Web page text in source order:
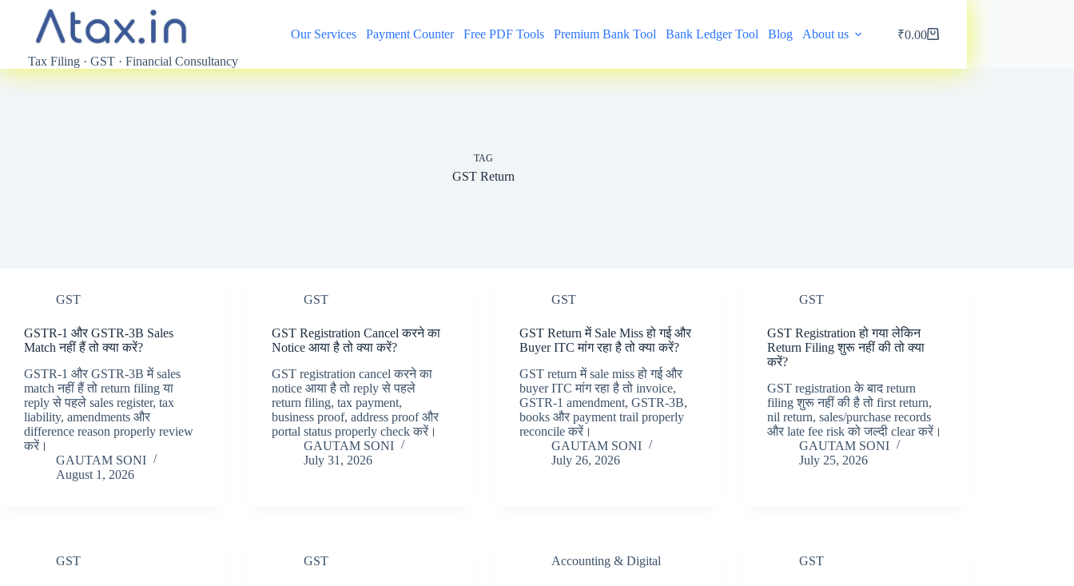
Tax Filing · GST · Financial Consultancy
Our Services Payment Counter Free PDF Tools Premium Bank Tool Bank Ledger Tool Blog About us My account
Shopping
₹0.00
TAG
GST Return
GST
GSTR-1 और GSTR-3B Sales
Match नहीं हैं तो क्या करें?
GSTR-1 और GSTR-3B में sales
match नहीं हैं तो return filing या
reply से पहले sales register, tax
liability, amendments और
difference reason properly review
करें।
GAUTAM SONI
August 1, 2026
GST
GST Registration Cancel करने का
Notice आया है तो क्या करें?
GST registration cancel करने का
notice आया है तो reply से पहले
return filing, tax payment,
business proof, address proof और
portal status properly check करें।
GAUTAM SONI
July 31, 2026
GST
GST Return में Sale Miss हो गई और
Buyer ITC मांग रहा है तो क्या करें?
GST return में sale miss हो गई और
buyer ITC मांग रहा है तो invoice,
GSTR-1 amendment, GSTR-3B,
books और payment trail properly
reconcile करें।
GAUTAM SONI
July 26, 2026
GST
GST Registration हो गया लेकिन
Return Filing शुरू नहीं की तो क्या
करें?
GST registration के बाद return
filing शुरू नहीं की है तो first return,
nil return, sales/purchase records
और late fee risk को जल्दी clear करें।
GAUTAM SONI
July 25, 2026
GST GST Accounting & Digital GST